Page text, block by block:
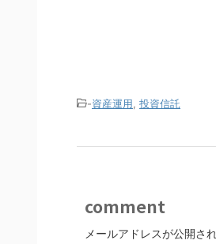
-資産運用 投資信託
comment
メールアドレスが公開さ